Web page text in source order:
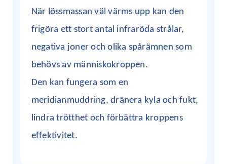
När lössmassan väl värms upp kan den
frigöra ett stort antal infraröda strålar,
negativa joner och olika spårämnen som
behövs av människokroppen.
Den kan fungera som en
meridianmuddring, dränera kyla och fukt,
lindra trötthet och förbättra kroppens
effektivitet.